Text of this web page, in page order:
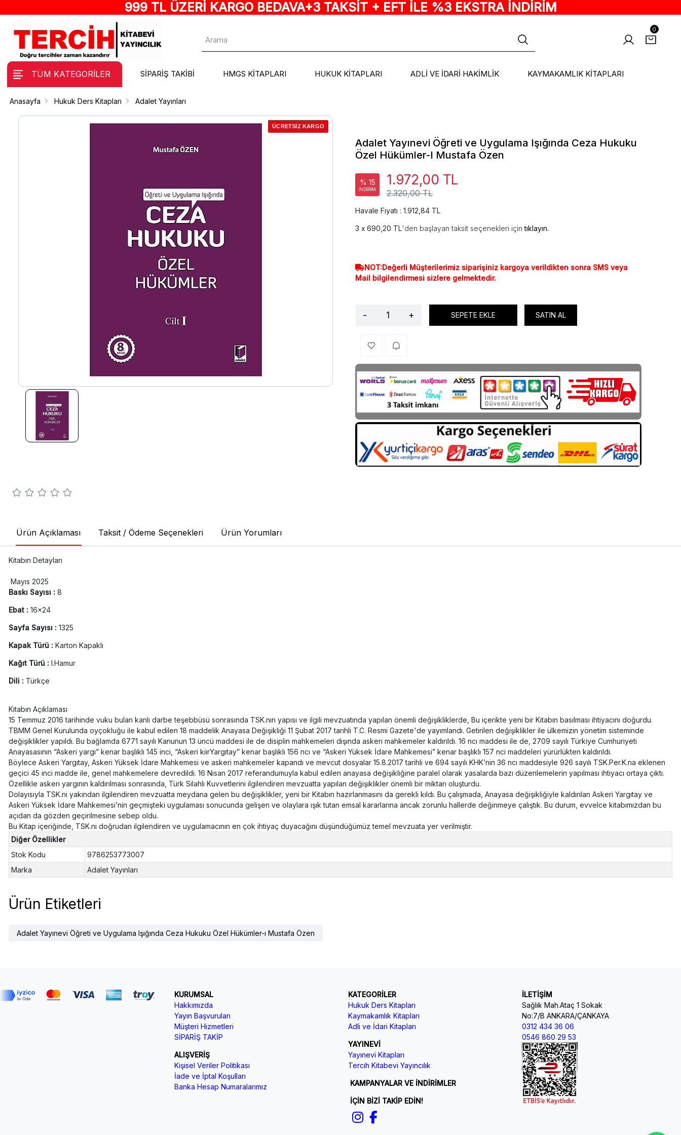
999 TL ÜZERİ KARGO BEDAVA+3 TAKSİT + EFT İLE %3 EKSTRA İNDİRİM
0
TÜM KATEGORİLER SİPARİŞ TAKİBİ HMGS KİTAPLARI HUKUK KİTAPLARI ADLİ VE İDARİ HAKİMLİK KAYMAKAMLIK KİTAPLARI
Anasayfa Hukuk Ders Kitapları Adalet Yayınları
ÜCRETSİZ KARGO
Adalet Yayınevi Öğreti ve Uygulama Işığında Ceza Hukuku
Özel Hükümler-I Mustafa Özen
% 15
İNDİRİM 2.320,00 TL
1.972,00 TL
Havale Fiyatı : 1.912,84 TL
690,20 TL'den başlayan taksit seçenekleri içintıklayın.
NOT:Değerli Müşterilerimiz siparişiniz kargoya verildikten sonra SMS veya
Mail bilgilendirmesi sizlere gelmektedir.
- + SEPETE EKLE SATIN AL
Ürün Açıklaması Taksit / Ödeme Seçenekleri Ürün Yorumları
Kitabın Detayları
Mayıs 2025
Baskı Sayısı : 8
Ebat : 16x24
Sayfa Sayısı : 1325
Kapak Türü : Karton Kapaklı
Kağıt Türü : I.Hamur
Dili : Türkçe
Kitabın Açıklaması
15 Temmuz 2016 tarihinde vuku bulan kanlı darbe teşebbüsü sonrasında TSK.nın yapısı ve ilgili mevzuatında yapılan önemli değişikliklerde, Bu içerikte yeni bir Kitabın basılması ihtiyacını doğurdu.
TBMM Genel Kurulunda oyçokluğu ile kabul edilen 18 maddelik Anayasa Değişikliği 11 Şubat 2017 tarihli T.C. Resmi Gazete'de yayımlandı. Getirilen değişiklikler ile ülkemizin yönetim sisteminde
değişiklikler yapıldı. Bu bağlamda 6771 sayılı Kanunun 13 üncü maddesi ile de disiplin mahkemeleri dışında askeri mahkemeler kaldırıldı. 16 ncı maddesi ile de, 2709 sayılı Türkiye Cumhuriyeti
Anayasasının “Askeri yargı” kenar başlıklı 145 inci, “Askeri kiirYargıtay” kenar başlıklı 156 ncı ve “Askeri Yüksek İdare Mahkemesi” kenar başlıklı 157 nci maddeleri yürürlükten kaldırıldı.
Böylece Askeri Yargıtay, Askeri Yüksek İdare Mahkemesi ve askeri mahkemeler kapandı ve mevcut dosyalar 15.8.2017 tarihli ve 694 sayılı KHK’nin 36 ncı maddesiyle 926 sayılı TSK.Per.K.na eklenen
geçici 45 inci madde ile, genel mahkemelere devredildi. 16 Nisan 2017 referandumuyla kabul edilen anayasa değişikliğine paralel olarak yasalarda bazı düzenlemelerin yapılması ihtiyacı ortaya çıktı.
Özellikle askeri yargının kaldırılması sonrasında, Türk Silahlı Kuvvetlerini ilgilendiren mevzuatta yapılan değişiklikler önemli bir miktarı oluşturdu.
Dolayısıyla TSK.ni yakından ilgilendiren mevzuatta meydana gelen bu değişiklikler, yeni bir Kitabın hazırlanmasını da gerekli kıldı. Bu çalışmada, Anayasa değişikliğiyle kaldırılan Askeri Yargıtay ve
Askeri Yüksek İdare Mahkemesi’nin geçmişteki uygulaması sonucunda gelişen ve olaylara ışık tutan emsal kararlarına ancak zorunlu hallerde değinmeye çalıştık. Bu durum, evvelce kitabımızdan bu
açıdan da gözden geçirilmesine sebep oldu.
Bu Kitap içeriğinde, TSK.ni doğrudan ilgilendiren ve uygulamacının en çok ihtiyaç duyacağını düşündüğümüz temel mevzuata yer verilmiştir.
Diğer Özellikler
Stok Kodu
9786253773007
Marka
Adalet Yayınları
Ürün Etiketleri
Adalet Yayınevi Öğreti ve Uygulama Işığında Ceza Hukuku Özel Hükümler-ı Mustafa Özen
KURUMSAL
Hakkımızda
Yayın Başvuruları
Müşteri Hizmetleri
SİPARİŞ TAKİP
ALIŞVERİŞ
Kişisel Veriler Politikası
İade ve İptal Koşulları
Banka Hesap Numaralarımız
KATEGORİLER
Hukuk Ders Kitapları
Kaymakamlık Kitapları
Adli ve İdari Kitapları
YAYINEVİ
Yayınevi Kitapları
Tercih Kitabevi Yayıncılık
KAMPANYALAR VE İNDİRİMLER
İÇİN BİZİ TAKİP EDİN!
İLETİŞİM
Sağlık Mah.Ataç 1 Sokak
No:7/B ANKARA/ÇANKAYA
0312 434 36 06
0546 860 29 53